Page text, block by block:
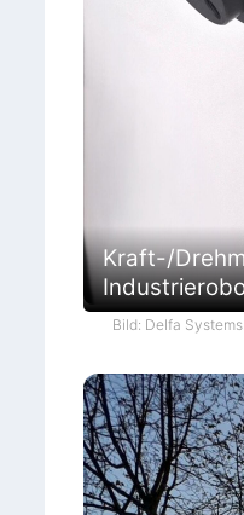
Kraft-/
Bild: Delfa